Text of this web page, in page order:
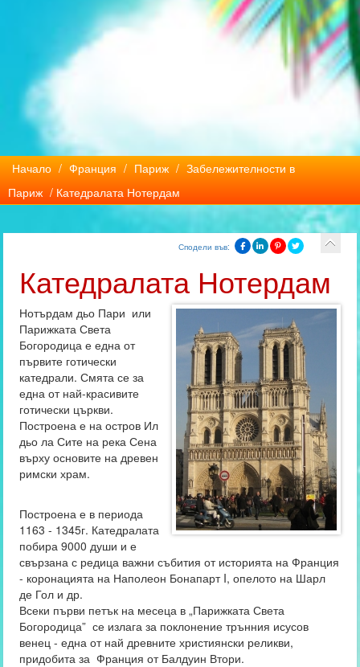
Начало / Франция / Париж / Забележителности в
Париж / Катедралата Нотердам
Сподели във:
Катедралата Нотердам
Нотърдам дьо Пари или
Парижката Света
Богородица е една от
първите готически
катедрали. Смята се за
една от най-красивите
готически църкви.
Построена е на остров Ил
дьо ла Сите на река Сена
върху основите на древен
римски храм.
Построена е в периода
1163 - 1345г. Катедралата
побира 9000 души и е
свързана с редица важни събития от историята на Франция
- коронацията на Наполеон Бонапарт I, опелото на Шарл
де Гол и др.
Всеки първи петък на месеца в „Парижката Света
Богородица” се излага за поклонение трънния исусов
венец - една от най древните християнски реликви,
придобита за Франция от Балдуин Втори.